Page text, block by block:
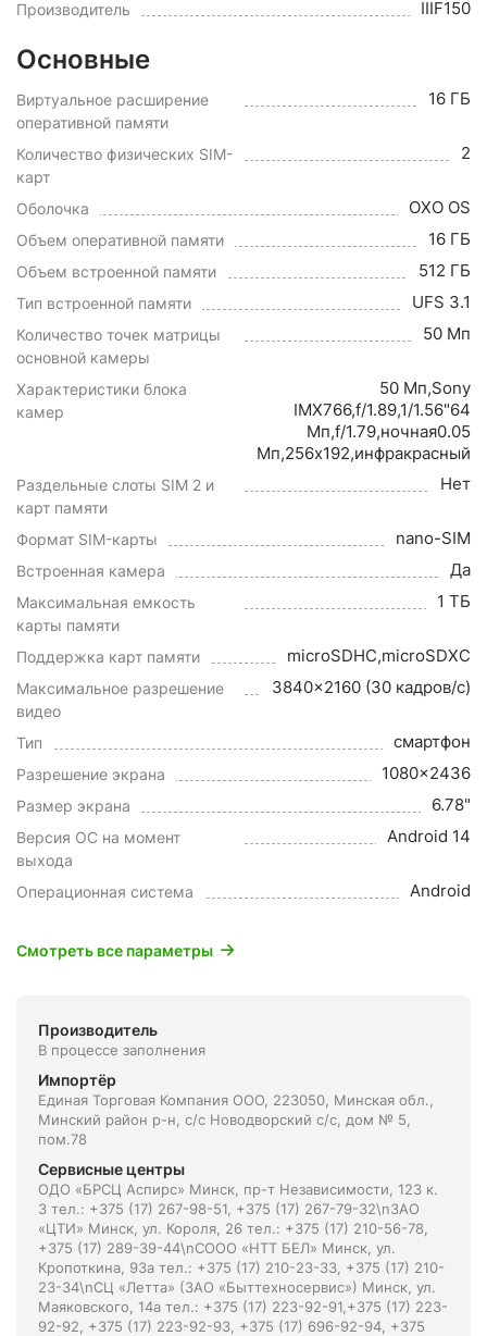
Производитель IIIF150
Основные
Виртуальное расширение
оперативной памяти
16 ГБ
Количество физических SIM-
карт
2
Оболочка OXO OS
Объем оперативной памяти 16 ГБ
Объем встроенной памяти 512 ГБ
Тип встроенной памяти UFS 3.1
Количество точек матрицы
основной камеры
50 Мп
Характеристики блока
камер
50 Мп,Sony
IMX766,f/1.89,1/1.56"64
Мп,f/1.79,ночная0.05
Мп,256x192,инфракрасный
Раздельные слоты SIM 2 и
карт памяти
Нет
Формат SIM-карты nano-SIM
Встроенная камера Да
Максимальная емкость
карты памяти
1 ТБ
Поддержка карт памяти microSDHC,microSDXC
Максимальное разрешение
видео
3840x2160 (30 кадров/с)
Тип смартфон
Разрешение экрана 1080x2436
Размер экрана 6.78"
Версия ОС на момент
выхода
Android 14
Операционная система Android
Смотреть все параметры
Производитель
В процессе заполнения
Импортёр
Единая Торговая Компания ООО, 223050, Минская обл.,
Минский район р-н, с/с Новодворский с/с, дом № 5,
пом.78
Сервисные центры
ОДО «БРСЦ Аспирс» Минск, пр-т Независимости, 123 к.
3 тел.: +375 (17) 267-98-51, +375 (17) 267-79-32\nЗАО
«ЦТИ» Минск, ул. Короля, 26 тел.: +375 (17) 210-56-78,
+375 (17) 289-39-44\nСООО «НТТ БЕЛ» Минск, ул.
Кропоткина, 93а тел.: +375 (17) 210-23-33, +375 (17) 210-
23-34\nСЦ «Летта» (ЗАО «Быттехносервис») Минск, ул.
Маяковского, 14а тел.: +375 (17) 223-92-91,+375 (17) 223-
92-92, +375 (17) 223-92-93, +375 (17) 696-92-94, +375